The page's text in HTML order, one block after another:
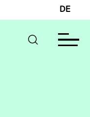
DE